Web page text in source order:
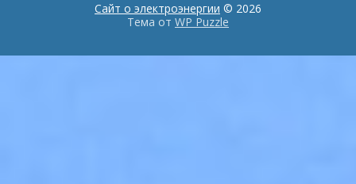
Сайт о электроэнергии © 2026
Тема от WP Puzzle